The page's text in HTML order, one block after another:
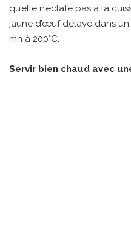
qu’elle n’éclate pas à la
jaune d’œuf délayé dans
mn à 200°C.
Servir bien chaud avec